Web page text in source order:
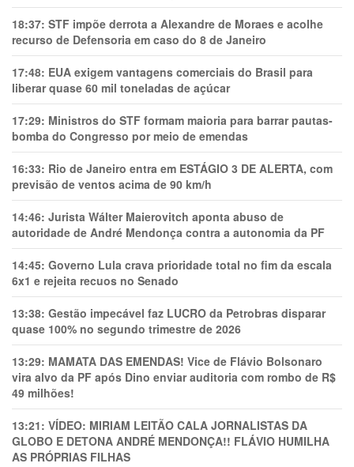
18:37: STF impõe derrota a Alexandre de Moraes e acolhe
recurso de Defensoria em caso do 8 de Janeiro
17:48: EUA exigem vantagens comerciais do Brasil para
liberar quase 60 mil toneladas de açúcar
17:29: Ministros do STF formam maioria para barrar pautas-
bomba do Congresso por meio de emendas
16:33: Rio de Janeiro entra em ESTÁGIO 3 DE ALERTA, com
previsão de ventos acima de 90 km/h
14:46: Jurista Wálter Maierovitch aponta abuso de
autoridade de André Mendonça contra a autonomia da PF
14:45: Governo Lula crava prioridade total no fim da escala
6x1 e rejeita recuos no Senado
13:38: Gestão impecável faz LUCRO da Petrobras disparar
quase 100% no segundo trimestre de 2026
13:29: MAMATA DAS EMENDAS! Vice de Flávio Bolsonaro
vira alvo da PF após Dino enviar auditoria com rombo de R$
49 milhões!
13:21: VÍDEO: MIRIAM LEITÃO CALA JORNALISTAS DA
GLOBO E DETONA ANDRÉ MENDONÇA!! FLÁVIO HUMILHA
AS PRÓPRIAS FILHAS